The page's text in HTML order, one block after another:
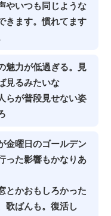
やいつも同じような
きます。慣れてます
魅力が低過ぎる。見
見るみたいな
らが普段見せない姿
金曜日のゴールデン
った影響もかなりあ
とかおもしろかった
歌ばんも。復活し